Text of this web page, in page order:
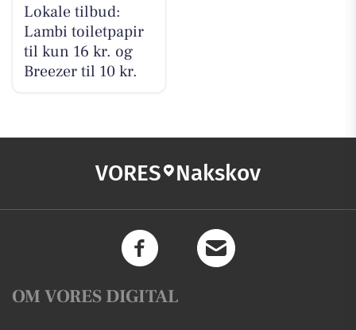
Lokale tilbud:
Lambi toiletpapir
til kun 16 kr. og
Breezer til 10 kr.
VORES Nakskov
OM VORES DIGITAL